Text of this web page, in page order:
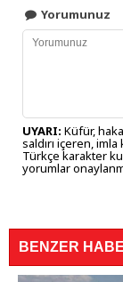
Yorumunuz
UYARI: Küfür,
saldırı içeren, imla
Türkçe karakter
yorumlar
BENZER